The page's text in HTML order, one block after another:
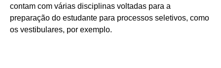
contam com várias disciplinas voltadas para a
preparação do estudante para processos seletivos, como
os vestibulares, por exemplo.